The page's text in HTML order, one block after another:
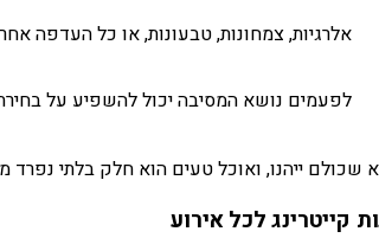
אלרגיות, צמחונות, טבעונות, או כל העדפה
לפעמים נושא המסיבה יכול להשפיע על
שכולם ייהנו, ואוכל טעים הוא חלק בלתי
קייטרינג לכל אירוע